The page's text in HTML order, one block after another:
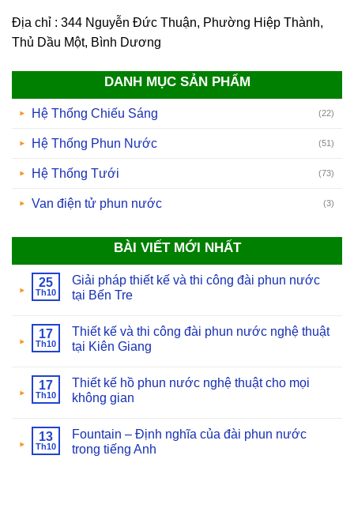
Địa chỉ : 344 Nguyễn Đức Thuận, Phường Hiệp Thành,
Thủ Dầu Một, Bình Dương
DANH MỤC SẢN PHẨM
Hệ Thống Chiếu Sáng (22)
Hệ Thống Phun Nước (51)
Hệ Thống Tưới (73)
Van điện tử phun nước (3)
BÀI VIẾT MỚI NHẤT
25
Th10
Giải pháp thiết kế và thi công đài phun nước
tại Bến Tre
17
Th10
Thiết kế và thi công đài phun nước nghệ thuật
tại Kiên Giang
17
Th10
Thiết kế hồ phun nước nghệ thuật cho mọi
không gian
13
Th10
Fountain – Định nghĩa của đài phun nước
trong tiếng Anh